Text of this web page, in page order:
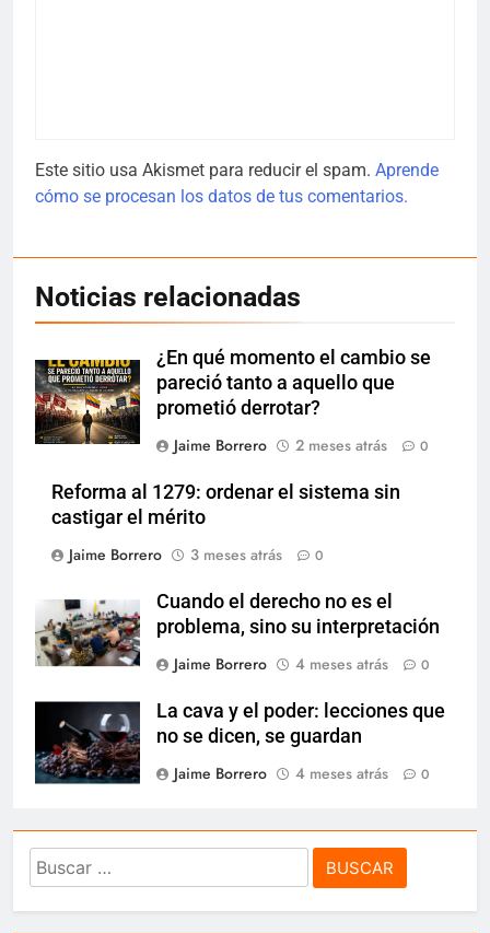
Este sitio usa Akismet para reducir el spam. Aprende
cómo se procesan los datos de tus comentarios.
Noticias relacionadas
¿En qué momento el cambio se
pareció tanto a aquello que
prometió derrotar?
Jaime Borrero
2 meses atrás 0
Reforma al 1279: ordenar el sistema sin
castigar el mérito
Jaime Borrero
3 meses atrás 0
Cuando el derecho no es el
problema, sino su interpretación
Jaime Borrero
4 meses atrás 0
La cava y el poder: lecciones que
no se dicen, se guardan
Jaime Borrero
4 meses atrás 0
Buscar: